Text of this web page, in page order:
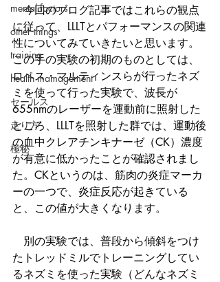
mental factors
other things
training
health mamagement
セールス
走り方
極秘
今回のブログ記事ではこれらの観点
に従って、LLLTとパフォーマンスの関連
性についてみていきたいと思います。
この手の実験の初期のものとしては、
ロペス・マルティンスらが行ったネズ
ミを使って行った実験で、波長が
655nmのレーザーを運動前に照射した
ところ、LLLTを照射した群では、運動後
の血中クレアチンキナーゼ（CK）濃度
が有意に低かったことが確認されまし
た。CKというのは、筋肉の炎症マーカ
ーの一つで、炎症反応が起きている
と、この値が大きくなります。
別の実験では、普段から傾斜をつけ
たトレッドミルでトレーニングしてい
るネズミを使った実験（どんなネズミ